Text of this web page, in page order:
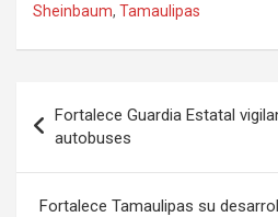
Sheinbaum, Tamaulipas
de
entradas
Fortalece Guardia Estatal
autobuses
Fortalece Tamaulipas su